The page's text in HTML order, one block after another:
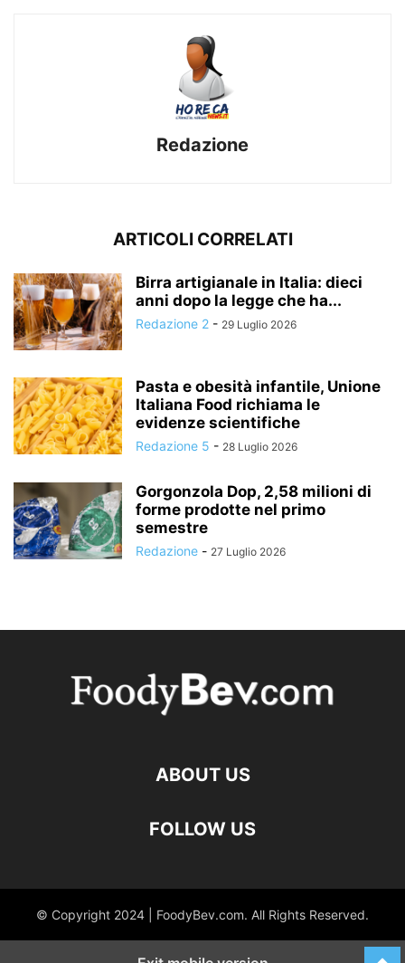
Redazione
ARTICOLI CORRELATI
Birra artigianale in Italia: dieci
anni dopo la legge che ha...
Redazione 2 - 29 Luglio 2026
Pasta e obesità infantile, Unione
Italiana Food richiama le
evidenze scientifiche
Redazione 5 - 28 Luglio 2026
Gorgonzola Dop, 2,58 milioni di
forme prodotte nel primo
semestre
Redazione - 27 Luglio 2026
ABOUT US
FOLLOW US
© Copyright 2024 | FoodyBev.com. All Rights Reserved.